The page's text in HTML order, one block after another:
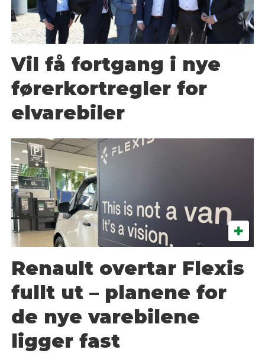
Vil få fortgang i nye
førerkortregler for
elvarebiler
Renault overtar Flexis
fullt ut – planene for
de nye varebilene
ligger fast